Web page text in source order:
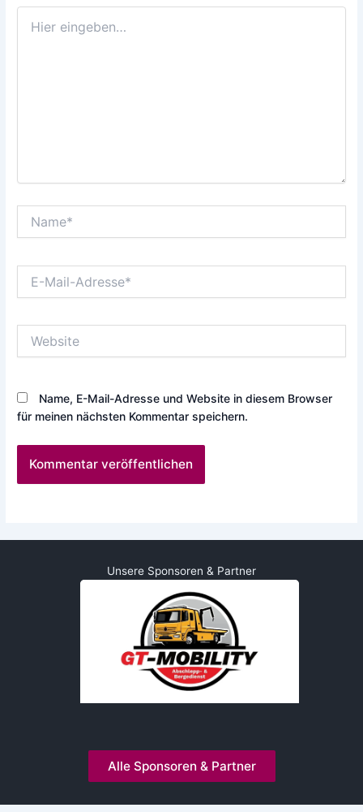
eingeben…
Mail-
Name, E-Mail-Adresse und Website in diesem Browser
für meinen nächsten Kommentar speichern.
Unsere Sponsoren & Partner
Alle Sponsoren & Partner